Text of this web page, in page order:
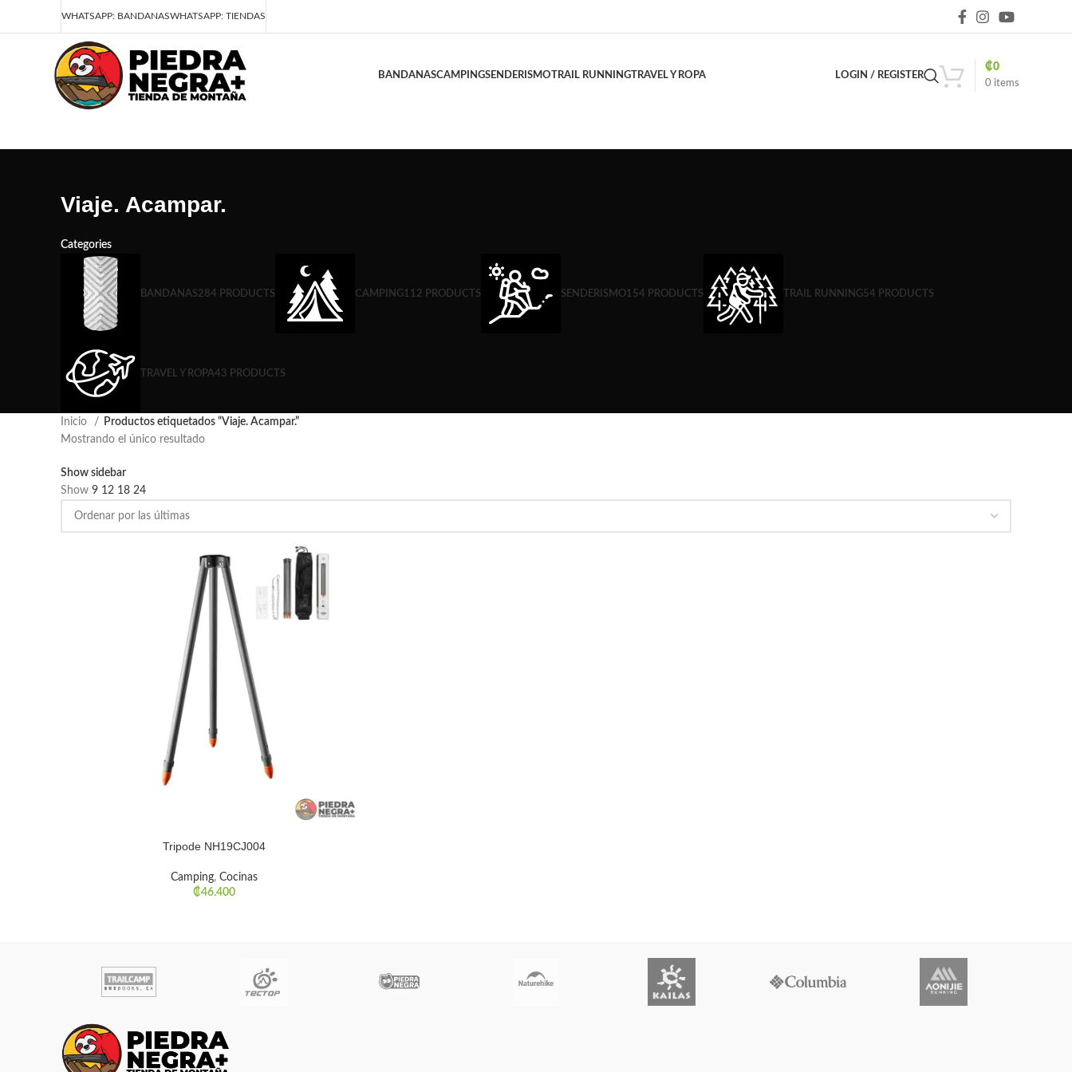
WHATSAPP: BANDANASWHATSAPP: TIENDAS
BANDANASCAMPINGSENDERISMOTRAIL RUNNINGTRAVEL Y ROPA LOGIN / REGISTER
0 items
₡0
Viaje. Acampar.
Categories
BANDANAS284 PRODUCTS CAMPING112 PRODUCTS SENDERISMO154 PRODUCTS TRAIL RUNNING54 PRODUCTS
TRAVEL Y ROPA43 PRODUCTS
Inicio
Productos etiquetados “Viaje. Acampar.”
Mostrando el único resultado
Show sidebar
Show 9 12 18 24
Tripode NH19CJ004
Camping, Cocinas
₡46.400
Deja que la montaña sea parte de tu vida